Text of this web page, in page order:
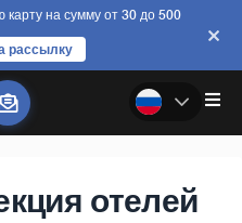
на сумму от 30 до 500
рассылку
отелей